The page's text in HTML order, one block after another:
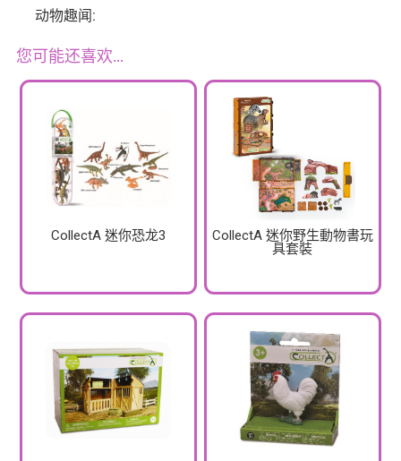
动物趣闻:
您可能还喜欢…
CollectA 迷你恐龙3
CollectA 迷你野生動物書玩
具套裝